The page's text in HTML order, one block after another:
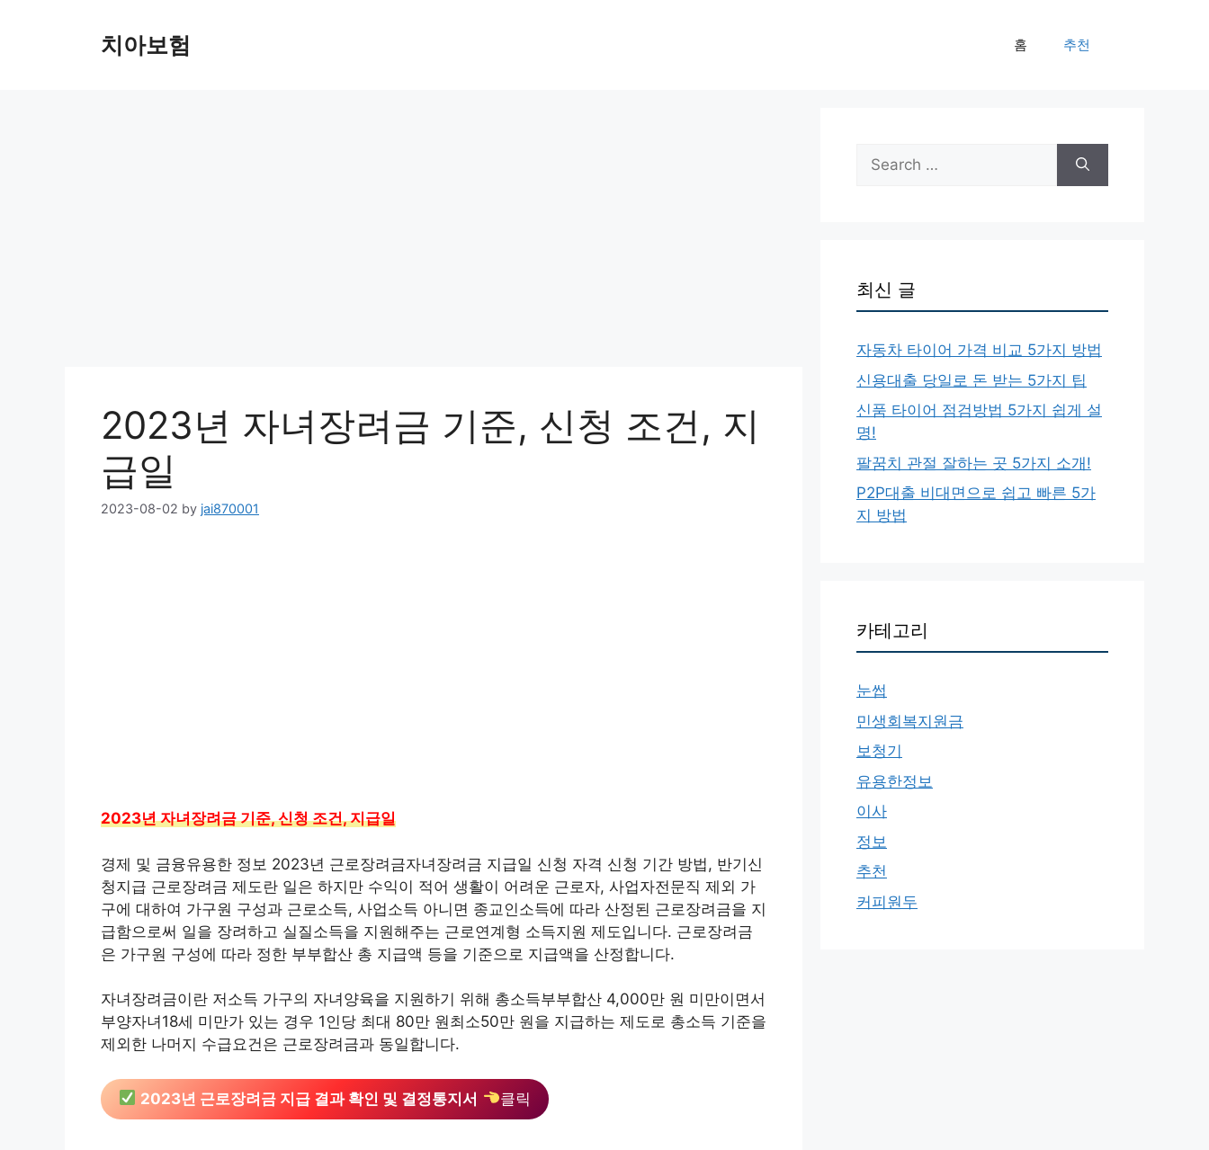
치아보험 홈 추천
2023년 자녀장려금 기준, 신청 조건, 지
급일
2023-08-02 by jai870001
2023년 자녀장려금 기준, 신청 조건, 지급일
경제 및 금융유용한 정보 2023년 근로장려금자녀장려금 지급일 신청 자격 신청 기간 방법, 반기신
청지급 근로장려금 제도란 일은 하지만 수익이 적어 생활이 어려운 근로자, 사업자전문직 제외 가
구에 대하여 가구원 구성과 근로소득, 사업소득 아니면 종교인소득에 따라 산정된 근로장려금을 지
급함으로써 일을 장려하고 실질소득을 지원해주는 근로연계형 소득지원 제도입니다. 근로장려금
은 가구원 구성에 따라 정한 부부합산 총 지급액 등을 기준으로 지급액을 산정합니다.
자녀장려금이란 저소득 가구의 자녀양육을 지원하기 위해 총소득부부합산 4,000만 원 미만이면서
부양자녀18세 미만가 있는 경우 1인당 최대 80만 원최소50만 원을 지급하는 제도로 총소득 기준을
제외한 나머지 수급요건은 근로장려금과 동일합니다.
2023년 근로장려금 지급 결과 확인 및 결정통지서 클릭
Search
for:
최신 글
자동차 타이어 가격 비교 5가지 방법
신용대출 당일로 돈 받는 5가지 팁
신품 타이어 점검방법 5가지 쉽게 설
명!
팔꿈치 관절 잘하는 곳 5가지 소개!
P2P대출 비대면으로 쉽고 빠른 5가
지 방법
카테고리
눈썹
민생회복지원금
보청기
유용한정보
이사
정보
추천
커피원두